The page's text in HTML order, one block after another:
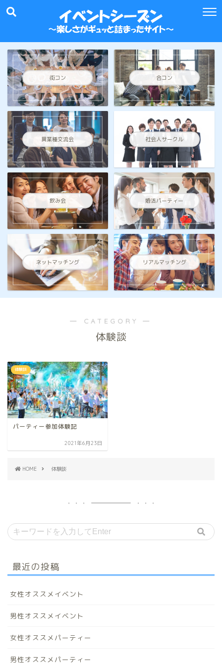
街コン 合コン
異業種交流会 社会人サークル
飲み会 婚活パーティー
ネットマッチング リアルマッチング
― CATEGORY ―
体験談
体験談
パーティー参加体験記
2021年6月23日
HOME 体験談
最近の投稿
女性オススメイベント
男性オススメイベント
女性オススメパーティー
男性オススメパーティー